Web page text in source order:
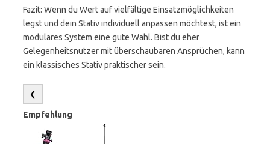
Fazit: Wenn du Wert auf vielfältige Einsatzmöglichkeiten
legst und dein Stativ individuell anpassen möchtest, ist ein
modulares System eine gute Wahl. Bist du eher
Gelegenheitsnutzer mit überschaubaren Ansprüchen, kann
ein klassisches Stativ praktischer sein.
❮
Empfehlung